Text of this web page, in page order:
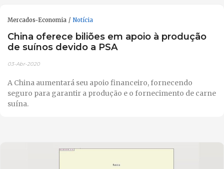
Mercados-Economia Notícia
China oferece biliões em apoio à produção
de suínos devido a PSA
03-Abr-2020
A China aumentará seu apoio financeiro, fornecendo
seguro para garantir a produção e o fornecimento de carne
suína.